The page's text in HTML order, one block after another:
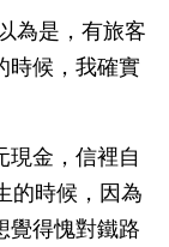
為是，有旅客
時候，我確實
現金，信裡自
的時候，因為
覺得愧對鐵路